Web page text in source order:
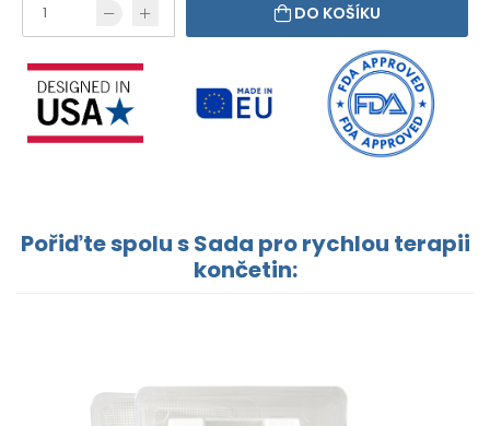
DO KOŠÍKU
Pořiďte spolu s Sada pro rychlou terapii
končetin: